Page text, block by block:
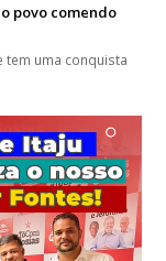
povo comendo
uma conquista